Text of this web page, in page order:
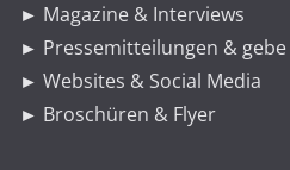
► Magazine & Interviews
► Pressemitteilungen & gebe
► Websites & Social Media
► Broschüren & Flyer